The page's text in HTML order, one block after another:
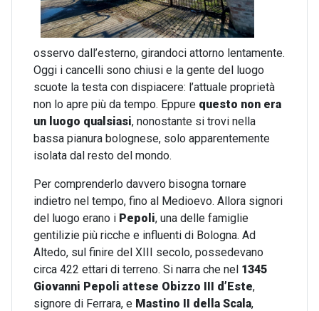
osservo dall’esterno, girandoci attorno lentamente.
Oggi i cancelli sono chiusi e la gente del luogo
scuote la testa con dispiacere: l’attuale proprietà
non lo apre più da tempo. Eppure questo non era
un luogo qualsiasi, nonostante si trovi nella
bassa pianura bolognese, solo apparentemente
isolata dal resto del mondo.
Per comprenderlo davvero bisogna tornare
indietro nel tempo, fino al Medioevo. Allora signori
del luogo erano i Pepoli, una delle famiglie
gentilizie più ricche e influenti di Bologna. Ad
Altedo, sul finire del XIII secolo, possedevano
circa 422 ettari di terreno. Si narra che nel 1345
Giovanni Pepoli attese Obizzo III d’Este,
signore di Ferrara, e Mastino II della Scala,